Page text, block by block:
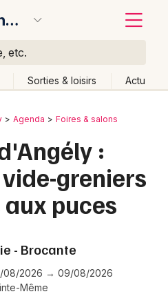
Saint-Jean-d'Angély
etc.
Sorties & loisirs Actu
Agenda Foires & salons
:
greniers
puces
- Brocante
08/2026 → 09/08/2026
Même
Charente
Partout
lieu
Effacer les dates